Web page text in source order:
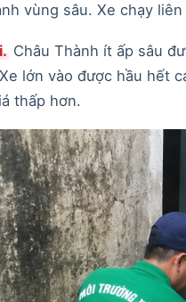
vùng sâu. Xe chạy
Châu Thành ít ấp sâu
lớn vào được hầu hết
thấp hơn.